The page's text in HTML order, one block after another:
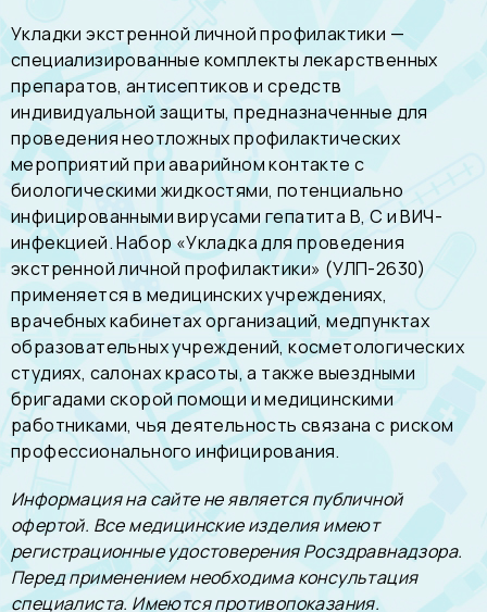
Укладки экстренной личной профилактики —
специализированные комплекты лекарственных
препаратов, антисептиков и средств
индивидуальной защиты, предназначенные для
проведения неотложных профилактических
мероприятий при аварийном контакте с
биологическими жидкостями, потенциально
инфицированными вирусами гепатита В, С и ВИЧ-
инфекцией. Набор «Укладка для проведения
экстренной личной профилактики» (УЛП-2630)
применяется в медицинских учреждениях,
врачебных кабинетах организаций, медпунктах
образовательных учреждений, косметологических
студиях, салонах красоты, а также выездными
бригадами скорой помощи и медицинскими
работниками, чья деятельность связана с риском
профессионального инфицирования.
Информация на сайте не является публичной
офертой. Все медицинские изделия имеют
регистрационные удостоверения Росздравнадзора.
Перед применением необходима консультация
специалиста. Имеются противопоказания.